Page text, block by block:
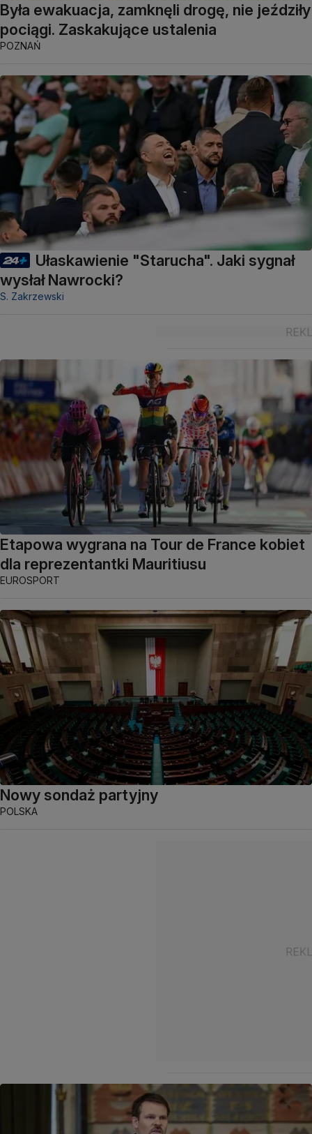
Była ewakuacja, zamknęli drogę, nie jeździły
pociągi. Zaskakujące ustalenia
POZNAŃ
Ułaskawienie "Starucha". Jaki sygnał
wysłał Nawrocki?
S. Zakrzewski
Etapowa wygrana na Tour de France kobiet
dla reprezentantki Mauritiusu
EUROSPORT
Nowy sondaż partyjny
POLSKA